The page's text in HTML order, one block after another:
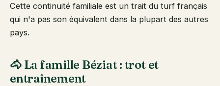
Cette continuité familiale est un trait du turf français
qui n'a pas son équivalent dans la plupart des autres
pays.
🐴 La famille Béziat : trot et
entraînement